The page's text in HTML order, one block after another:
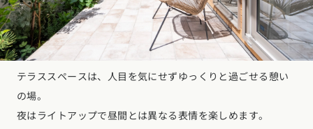
テラススペースは、人目を気にせずゆっくりと過ごせる憩い
の場。
夜はライトアップで昼間とは異なる表情を楽しめます。